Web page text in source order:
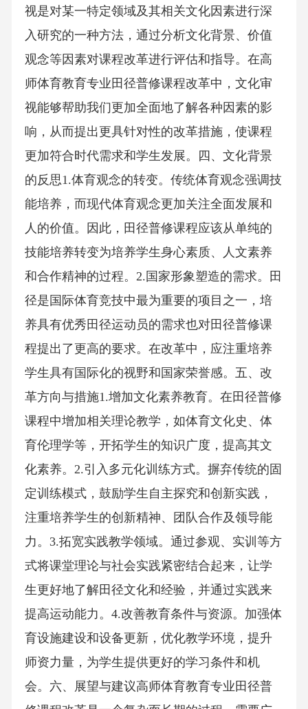
视是对某一特定领域及其相关文化因素进行深
入研究的一种方法，通过分析文化背景、价值
观念等因素对课程改革进行评估和指导。在高
师体育教育专业田径普修课程改革中，文化审
视能够帮助我们更加全面地了解各种因素的影
响，从而提出更具针对性的改革措施，使课程
更加符合时代需求和学生发展。四、文化背景
的反思1.体育观念的转变。传统体育观念强调技
能培养，而现代体育观念更加关注全面发展和
人的价值。因此，田径普修课程应该从单纯的
技能培养转变为培养学生身心素质、人文素养
和合作精神的过程。2.国家形象塑造的需求。田
径是国际体育竞技中最为重要的项目之一，培
养具有优秀田径运动员的需求也对田径普修课
程提出了更高的要求。在改革中，应注重培养
学生具有国际化的视野和国家荣誉感。五、改
革方向与措施1.增加文化素养教育。在田径普修
课程中增加相关理论教学，如体育文化史、体
育伦理学等，开拓学生的知识广度，提高其文
化素养。2.引入多元化训练方式。摒弃传统的固
定训练模式，鼓励学生自主探究和创新实践，
注重培养学生的创新精神、团队合作及领导能
力。3.拓宽实践教学领域。通过参观、实训等方
式将课堂理论与社会实践紧密结合起来，让学
生更好地了解田径文化和经验，并通过实践来
提高运动能力。4.改善教育条件与资源。加强体
育设施建设和设备更新，优化教学环境，提升
师资力量，为学生提供更好的学习条件和机
会。六、展望与建议高师体育教育专业田径普